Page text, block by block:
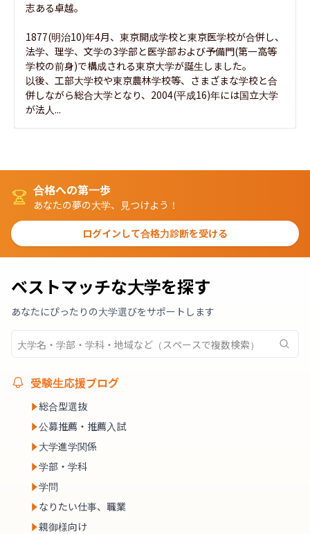
志ある卓越。
1877(明治10)年4月、東京開成学校と東京医学校が合併し、
法学、理学、文学の3学部と医学部および予備門(第一高等
学校の前身)で構成される東京大学が誕生しました。
以後、工部大学校や東京農林学校等、さまざまな学校と合
併しながら総合大学となり、2004(平成16)年には国立大学
が法人...
合格への第一歩
あなたの夢の大学、見つけよう！
ログインして合格力診断を受ける
ベストマッチな大学を探す
あなたにぴったりの大学選びをサポートします
受験生応援ブログ
総合型選抜
公募推薦・推薦入試
大学進学関係
学部・学科
学問
なりたい仕事、職業
親御様向け